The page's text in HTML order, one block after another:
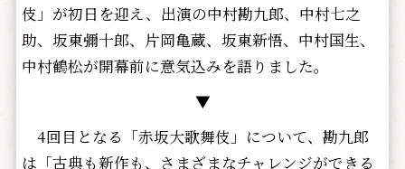
伎」が初日を迎え、出演の中村勘九郎、中村七之
助、坂東彌十郎、片岡亀蔵、坂東新悟、中村国生、
中村鶴松が開幕前に意気込みを語りました。
▼
4回目となる「赤坂大歌舞伎」について、勘九郎
は「古典も新作も、さまざまなチャレンジができる